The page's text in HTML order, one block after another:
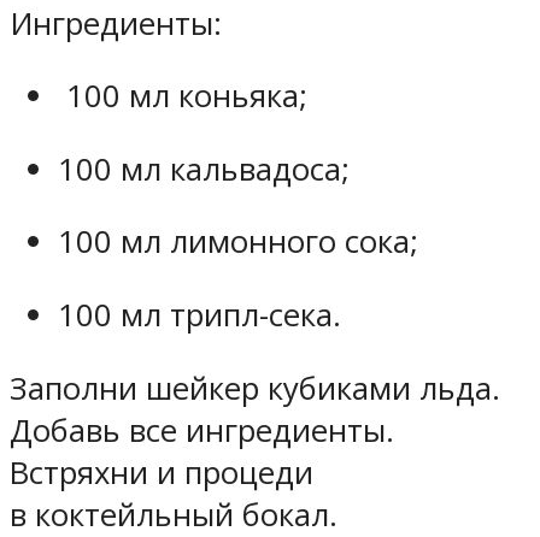
Ингредиенты:
100 мл коньяка;
100 мл кальвадоса;
100 мл лимонного сока;
100 мл трипл-сека.
Заполни шейкер кубиками льда.
Добавь все ингредиенты.
Встряхни и процеди
в коктейльный бокал.